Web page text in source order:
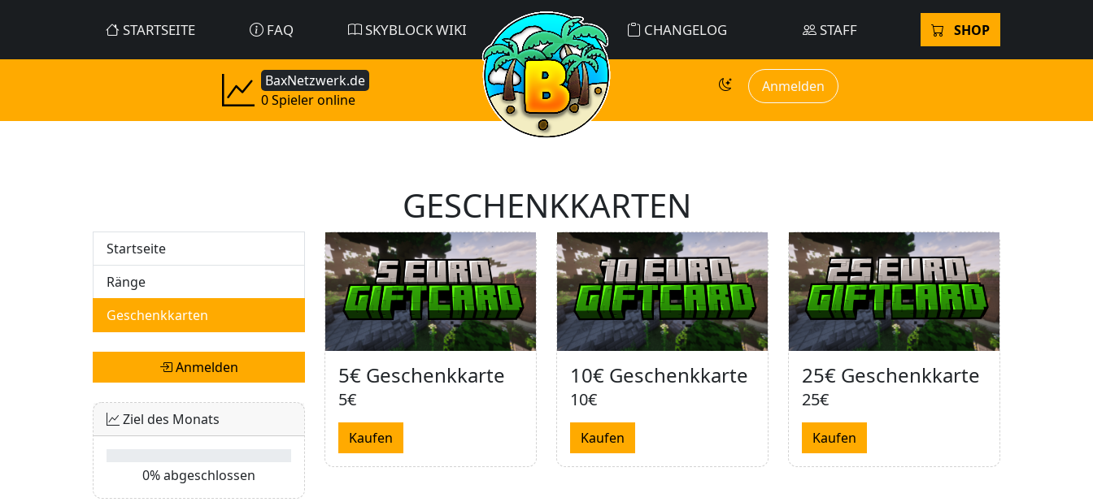
STARTSEITE FAQ SKYBLOCK WIKI CHANGELOG STAFF SHOP
BaxNetzwerk.de
0 Spieler online
Anmelden
GESCHENKKARTEN
Startseite
Ränge
Geschenkkarten
Anmelden
Ziel des Monats
0% abgeschlossen
5€ Geschenkkarte
5€
Kaufen
10€ Geschenkkarte
10€
Kaufen
25€ Geschenkkarte
25€
Kaufen